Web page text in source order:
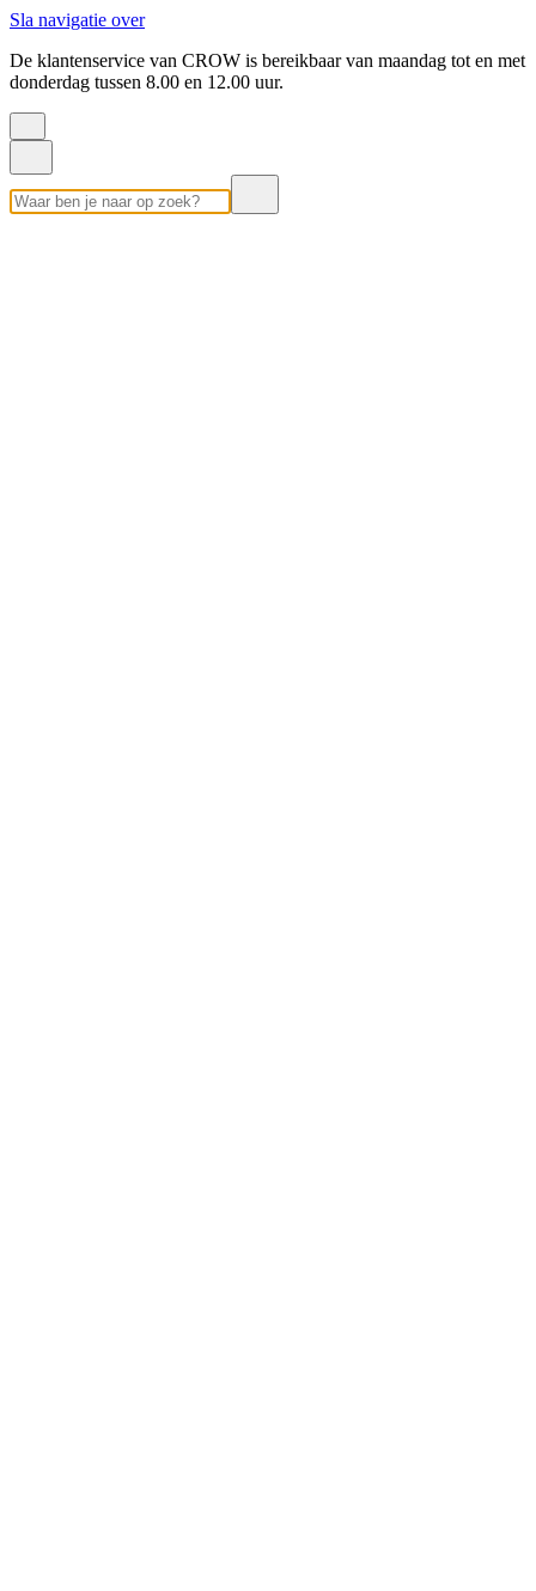
Sla navigatie over
De klantenservice van CROW is bereikbaar van maandag tot en met
donderdag tussen 8.00 en 12.00 uur.